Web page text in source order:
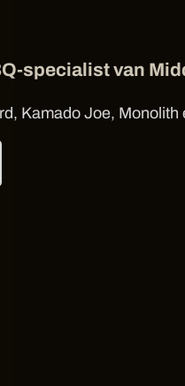
specialist van
Kamado Joe,